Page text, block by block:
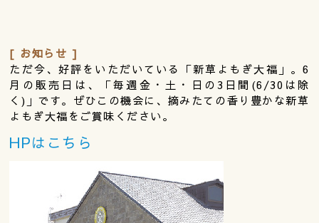
[ お知らせ ]
ただ今、好評をいただいている「新草よもぎ大福」。6
月の販売日は、「毎週金・土・日の3日間(6/30は除
く)」です。ぜひこの機会に、摘みたての香り豊かな新草
よもぎ大福をご賞味ください。
HPはこちら